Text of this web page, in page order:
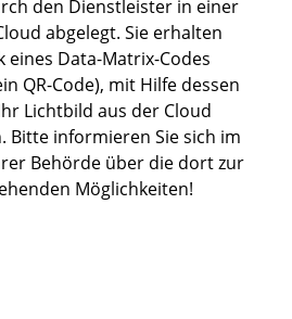
den Dienstleister in einer
abgelegt. Sie erhalten
eines Data-Matrix-Codes
QR-Code), mit Hilfe dessen
Lichtbild aus der Cloud
Bitte informieren Sie sich im
Behörde über die dort zur
Möglichkeiten!